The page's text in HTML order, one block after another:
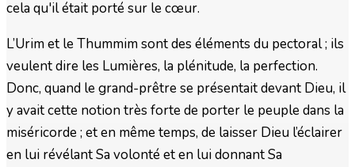
cela qu'il était porté sur le cœur.
L’Urim et le Thummim sont des éléments du pectoral ; ils
veulent dire les Lumières, la plénitude, la perfection.
Donc, quand le grand-prêtre se présentait devant Dieu, il
y avait cette notion très forte de porter le peuple dans la
miséricorde ; et en même temps, de laisser Dieu l’éclairer
en lui révélant Sa volonté et en lui donnant Sa